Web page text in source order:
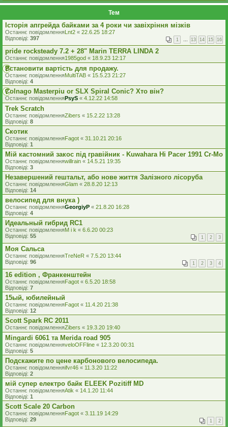
Тем
Історія апгрейда байками за 4 роки чи завіхріння мізків
Останнє повідомленняLnt2 « 22.6.25 18:27
Відповіді: 397 1 … 13 14 15 16
pride rocksteady 7.2 + 28" Marin TERRA LINDA 2
Останнє повідомлення1985god « 18.9.23 12:17
Встановити вартість для продажу.
Останнє повідомленняMultiTAB « 15.5.23 21:27
Відповіді: 4
Colnago Masterpiu or SLX Spiral Conic? Хто він?
Останнє повідомленняPsyS « 4.12.22 14:58
Trek Scratch
Останнє повідомленняZibers « 15.2.22 13:28
Відповіді: 8
Скотик
Останнє повідомленняFagot « 31.10.21 20:16
Відповіді: 1
Мій кастомний закос під гравійник - Kuwahara Hi Pacer 1991 Cr-Mo
Останнє повідомленняwillrain « 14.5.21 19:35
Відповіді: 3
Незавершений гештальт, або нове життя Залізного лісоруба
Останнє повідомленняGlam « 28.8.20 12:13
Відповіді: 14
велосипед для внука )
Останнє повідомленняGeorgiyP « 21.8.20 16:28
Відповіді: 4
Идеальный гибрид RC1
Останнє повідомленняM i k « 6.6.20 00:23
Відповіді: 55 1 2 3
Моя Сальса
Останнє повідомленняTreNeR « 7.5.20 13:44
Відповіді: 96 1 2 3 4
16 edition , Франкенштейн
Останнє повідомленняFagot « 6.5.20 18:58
Відповіді: 7
15ый, юбилейный
Останнє повідомленняFagot « 11.4.20 21:38
Відповіді: 12
Scott Spark RC 2011
Останнє повідомленняZibers « 19.3.20 19:40
Mingardi 6061 та Merida road 905
Останнє повідомленняveloOFFline « 12.3.20 00:31
Відповіді: 5
Подскажите по цене карбонового велосипеда.
Останнє повідомленняifvr46 « 11.3.20 11:22
Відповіді: 2
мій супер електро байк ELEEK Pozitiff MD
Останнє повідомленняAtik « 14.1.20 11:44
Відповіді: 1
Scott Scale 20 Carbon
Останнє повідомленняFagot « 3.11.19 14:29
Відповіді: 29 1 2